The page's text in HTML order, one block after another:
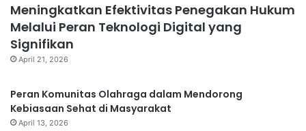
Meningkatkan Efektivitas Penegakan Hukum
Melalui Peran Teknologi Digital yang
Signifikan
April 21, 2026
Peran Komunitas Olahraga dalam Mendorong
Kebiasaan Sehat di Masyarakat
April 13, 2026